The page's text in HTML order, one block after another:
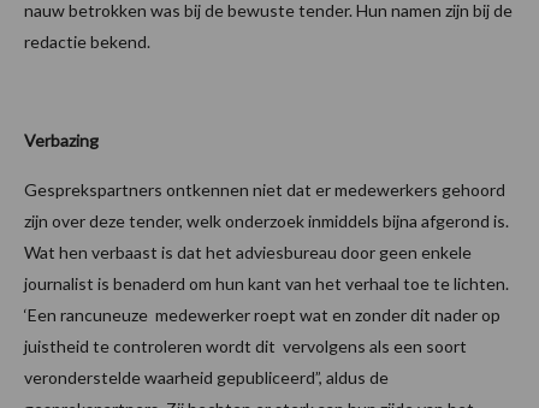
nauw betrokken was bij de bewuste tender. Hun namen zijn bij de
redactie bekend.
Verbazing
Gesprekspartners ontkennen niet dat er medewerkers gehoord
zijn over deze tender, welk onderzoek inmiddels bijna afgerond is.
Wat hen verbaast is dat het adviesbureau door geen enkele
journalist is benaderd om hun kant van het verhaal toe te lichten.
‘Een rancuneuze medewerker roept wat en zonder dit nader op
juistheid te controleren wordt dit vervolgens als een soort
veronderstelde waarheid gepubliceerd”, aldus de